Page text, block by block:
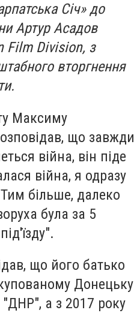
Січ» до
Артур Асадов
Film Division, з
вторгнення
Максиму
що завжди
війна, він піде
війна, я одразу
більше, далеко
була за 5
що його батько
Донецьку
"ДНР", а з 2017 року